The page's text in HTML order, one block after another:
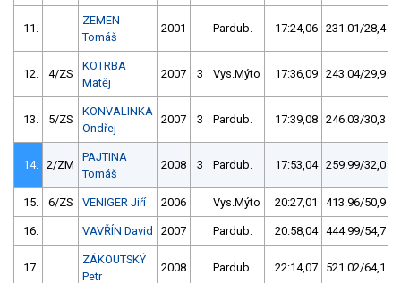
11.
ZEMEN
Tomáš
2001 Pardub. 17:24,06 231.01/28,4
12. 4/ZS
KOTRBA
Matěj
2007 3 Vys.Mýto 17:36,09 243.04/29,9
13. 5/ZS
KONVALINKA
Ondřej
2007 3 Pardub. 17:39,08 246.03/30,3
14. 2/ZM
PAJTINA
Tomáš
2008 3 Pardub. 17:53,04 259.99/32,0
15. 6/ZS VENIGER Jiří 2006 Vys.Mýto 20:27,01 413.96/50,9
16. VAVŘÍN David 2007 Pardub. 20:58,04 444.99/54,7
17.
ZÁKOUTSKÝ
Petr
2008 Pardub. 22:14,07 521.02/64,1